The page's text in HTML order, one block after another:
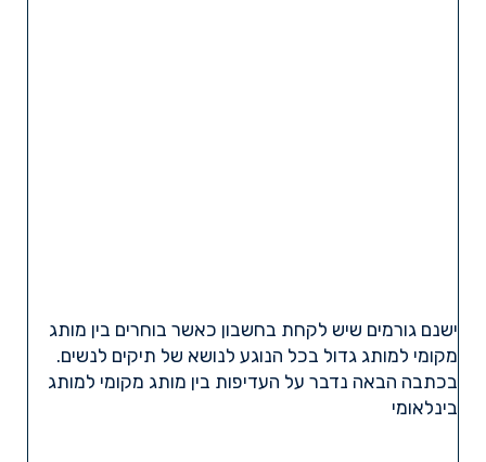
ישנם גורמים שיש לקחת בחשבון כאשר בוחרים בין מותג
מקומי למותג גדול בכל הנוגע לנושא של תיקים לנשים.
בכתבה הבאה נדבר על העדיפות בין מותג מקומי למותג
בינלאומי